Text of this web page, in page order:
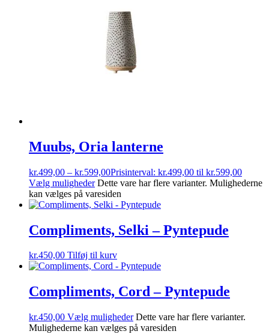
Muubs, Oria lanterne
kr.499,00 – kr.599,00Prisinterval: kr.499,00 til kr.599,00
Vælg muligheder Dette vare har flere varianter. Mulighederne
kan vælges på varesiden
Compliments, Selki – Pyntepude
kr.450,00 Tilføj til kurv
Compliments, Cord – Pyntepude
kr.450,00 Vælg muligheder Dette vare har flere varianter.
Mulighederne kan vælges på varesiden